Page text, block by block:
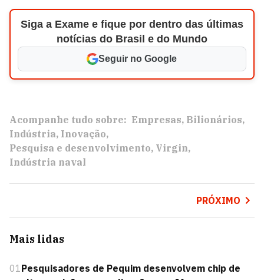
Siga a Exame e fique por dentro das últimas
notícias do Brasil e do Mundo
Seguir no Google
Acompanhe tudo sobre: Empresas Bilionários
Indústria Inovação
Pesquisa e desenvolvimento Virgin
Indústria naval
PRÓXIMO
Mais lidas
01Pesquisadores de Pequim desenvolvem chip de